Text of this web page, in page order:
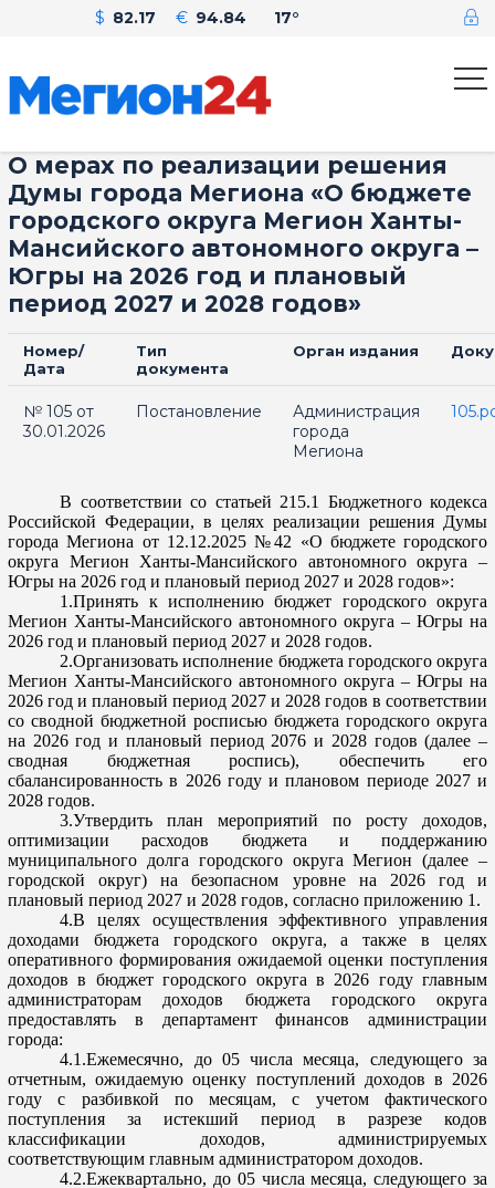
$ 82.17 € 94.84 17°
О мерах по реализации решения
Думы города Мегиона «О бюджете
городского округа Мегион Ханты-
Мансийского автономного округа –
Югры на 2026 год и плановый
период 2027 и 2028 годов»
Номер/
Дата
Тип
документа
Орган издания
№ 105 от
30.01.2026
Постановление
Администрация
города
Мегиона
В соответствии со статьей 215.1 Бюджетного кодекса
Российской Федерации, в целях реализации решения Думы
городаМегиона от 12.12.2025№42 «О бюджете городского
округа Мегион
Ханты-Мансийского автономного округа –
Югры на 2026 год и плановый период 2027 и 2028 годов»:
1.Принять к исполнению бюджет городского округа
Мегион Ханты-Мансийского автономного округа – Югры на
2026 год и плановый период 2027 и 2028 годов.
2.Организовать исполнение бюджета городского округа
Мегион Ханты-Мансийского автономного округа – Югры на
2026 год и плановый период 2027 и 2028 годов в соответствии
со сводной бюджетной росписью бюджета городского округа
на 2026 год и плановый период 2076 и 2028 годов (далее –
сводная бюджетная роспись), обеспечить его
сбалансированность в 2026 году и плановом периоде 2027 и
2028 годов.
3.Утвердить план мероприятий по росту доходов,
оптимизации расходов бюджета и поддержанию
муниципального долга городского округаМегион (далее –
городской округ) на безопасном уровне на 2026 год и
плановый период 2027 и 2028 годов, согласно приложению 1.
4.В целях осуществления эффективного управления
доходами бюджета городского округа, а также в целях
оперативного формирования ожидаемой оценки поступления
доходов в бюджет городского округа в 2026 году главным
администраторам доходов бюджета городского округа
предоставлять в департамент финансов администрации
города:
4.1.Ежемесячно, до 05 числа месяца, следующего за
отчетным, ожидаемую оценку поступлений доходов в 2026
году с разбивкой по месяцам, с учетом фактического
поступления за истекший период в разрезе кодов
классификации доходов, администрируемых
соответствующим главным администратором доходов.
4.2.Ежеквартально, до 05 числа месяца, следующего за